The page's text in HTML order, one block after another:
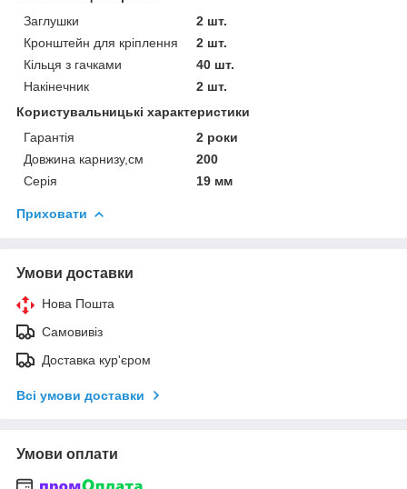
Заглушки
2 шт.
Кронштейн для кріплення
2 шт.
Кільця з гачками
40 шт.
Накінечник
2 шт.
Користувальницькі характеристики
Гарантія
2 роки
Довжина карнизу,см
200
Серія
19 мм
Приховати
Умови доставки
Нова Пошта
Самовивіз
Доставка кур'єром
Всі умови доставки
Умови оплати